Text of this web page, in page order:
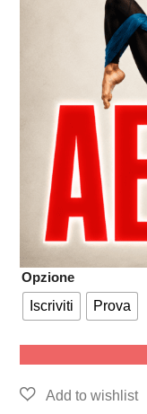
Opzione
Iscriviti
Prova